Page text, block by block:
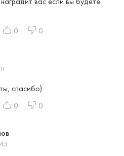
0 0
спасибо)
0 0